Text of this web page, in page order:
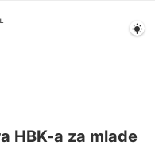
HBK-a za mlade